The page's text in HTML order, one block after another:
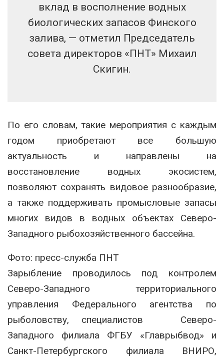
вклад в восполнение водных
биологических запасов Финского
залива, — отметил Председатель
совета директоров «ПНТ» Михаил
Скигин.
По его словам, такие мероприятия с каждым
годом приобретают все большую
актуальность и направлены на
восстановление водных экосистем,
позволяют сохранять видовое разнообразие,
а также поддерживать промысловые запасы
многих видов в водных объектах Северо-
Западного рыбохозяйственного бассейна.
Фото: пресс-служба ПНТ
Зарыбление проводилось под контролем
Северо-Западного территориального
управления Федерального агентства по
рыболовству, специалистов Северо-
Западного филиала ФГБУ «Главрыбвод» и
Санкт-Петербургского филиала ВНИРО,